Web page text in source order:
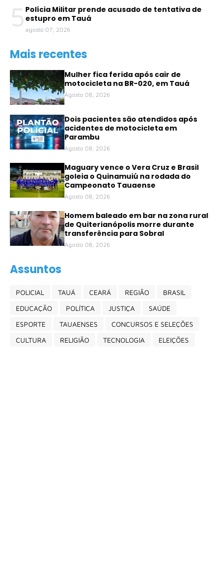
5 Polícia Militar prende acusado de tentativa de
estupro em Tauá
agosto 07, 2026
Mais recentes
Mulher fica ferida após cair de
motocicleta na BR-020, em Tauá
Agosto 08, 2026
Dois pacientes são atendidos após
acidentes de motocicleta em
Parambu
Agosto 08, 2026
Maguary vence o Vera Cruz e Brasil
goleia o Quinamuiú na rodada do
Campeonato Tauaense
Agosto 08, 2026
Homem baleado em bar na zona rural
de Quiterianópolis morre durante
transferência para Sobral
Agosto 08, 2026
Assuntos
POLICIAL TAUÁ CEARÁ REGIÃO
BRASIL
EDUCAÇÃO
POLÍTICA JUSTIÇA
SAÚDE
ESPORTE
TAUAENSES
CONCURSOS E SELEÇÕES
CULTURA
RELIGIÃO TECNOLOGIA ELEIÇÕES